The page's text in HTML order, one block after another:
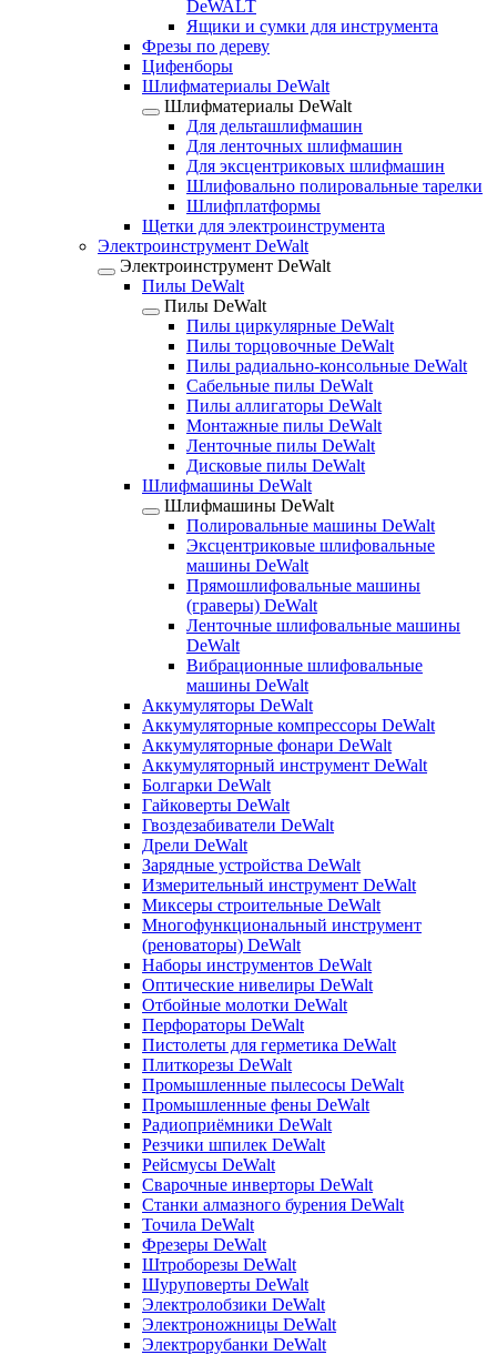
DeWALT
Ящики и сумки для инструмента
Фрезы по дереву
Цифенборы
Шлифматериалы DeWalt
Шлифматериалы DeWalt
Для дельташлифмашин
Для ленточных шлифмашин
Для эксцентриковых шлифмашин
Шлифовально полировальные тарелки
Шлифплатформы
Щетки для электроинструмента
Электроинструмент DeWalt
Электроинструмент DeWalt
Пилы DeWalt
Пилы DeWalt
Пилы циркулярные DeWalt
Пилы торцовочные DeWalt
Пилы радиально-консольные DeWalt
Сабельные пилы DeWalt
Пилы аллигаторы DeWalt
Монтажные пилы DeWalt
Ленточные пилы DeWalt
Дисковые пилы DeWalt
Шлифмашины DeWalt
Шлифмашины DeWalt
Полировальные машины DeWalt
Эксцентриковые шлифовальные
машины DeWalt
Прямошлифовальные машины
(граверы) DeWalt
Ленточные шлифовальные машины
DeWalt
Вибрационные шлифовальные
машины DeWalt
Аккумуляторы DeWalt
Аккумуляторные компрессоры DeWalt
Аккумуляторные фонари DeWalt
Аккумуляторный инструмент DeWalt
Болгарки DeWalt
Гайковерты DeWalt
Гвоздезабиватели DeWalt
Дрели DeWalt
Зарядные устройства DeWalt
Измерительный инструмент DeWalt
Миксеры строительные DeWalt
Многофункциональный инструмент
(реноваторы) DeWalt
Наборы инструментов DeWalt
Оптические нивелиры DeWalt
Отбойные молотки DeWalt
Перфораторы DeWalt
Пистолеты для герметика DeWalt
Плиткорезы DeWalt
Промышленные пылесосы DeWalt
Промышленные фены DeWalt
Радиоприёмники DeWalt
Резчики шпилек DeWalt
Рейсмусы DeWalt
Сварочные инверторы DeWalt
Станки алмазного бурения DeWalt
Точила DeWalt
Фрезеры DeWalt
Штроборезы DeWalt
Шуруповерты DeWalt
Электролобзики DeWalt
Электроножницы DeWalt
Электрорубанки DeWalt